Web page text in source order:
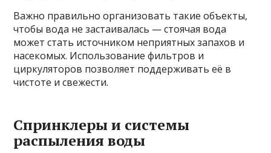
Важно правильно организовать такие объекты,
чтобы вода не застаивалась — стоячая вода
может стать источником неприятных запахов и
насекомых. Использование фильтров и
циркуляторов позволяет поддерживать её в
чистоте и свежести.
Спринклеры и системы
распыления воды